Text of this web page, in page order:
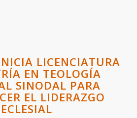
LICENCIATURA
EN TEOLOGÍA
SINODAL PARA
EL LIDERAZGO
ECLESIAL